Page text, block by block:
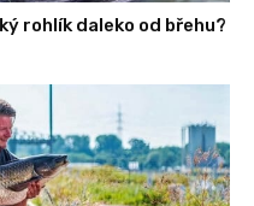
rohlík daleko od břehu?